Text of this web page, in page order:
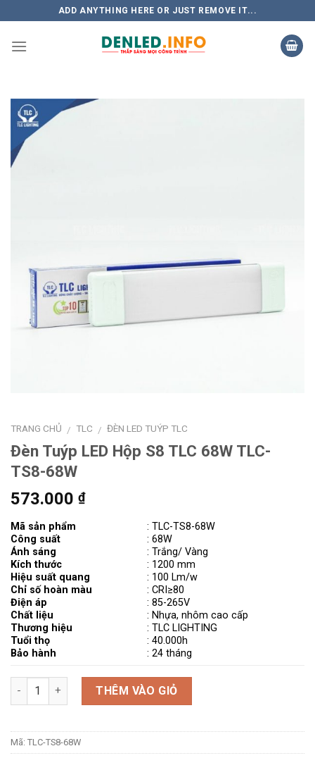
to
content
ADD ANYTHING HERE OR JUST REMOVE IT...
TRANG CHỦ / TLC / ĐÈN LED TUÝP TLC
Đèn Tuýp LED Hộp S8 TLC 68W TLC-
TS8-68W
573.000 ₫
Mã sản phẩm
Công suất
Ánh sáng
Kích thước
Hiệu suất quang
Chỉ số hoàn màu
Điện áp
Chất liệu
Thương hiệu
Tuổi thọ
Bảo hành
:TLC-TS8-68W
: 68W
: Trắng/ Vàng
: 1200 mm
: 100 Lm/w
: CRI≥80
: 85-265V
: Nhựa, nhôm cao cấp
: TLC LIGHTING
: 40.000h
: 24 tháng
Số lượng THÊM VÀO GIỎ
Mã: TLC-TS8-68W